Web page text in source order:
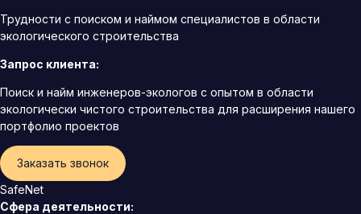
Трудности с поиском и наймом специалистов в области
экологического строительства
Запрос клиента:
Поиск и найм инженеров-экологов с опытом в области
экологически чистого строительства для расширения нашего
портфолио проектов
Заказать звонок
SafeNet
Сфера деятельности: